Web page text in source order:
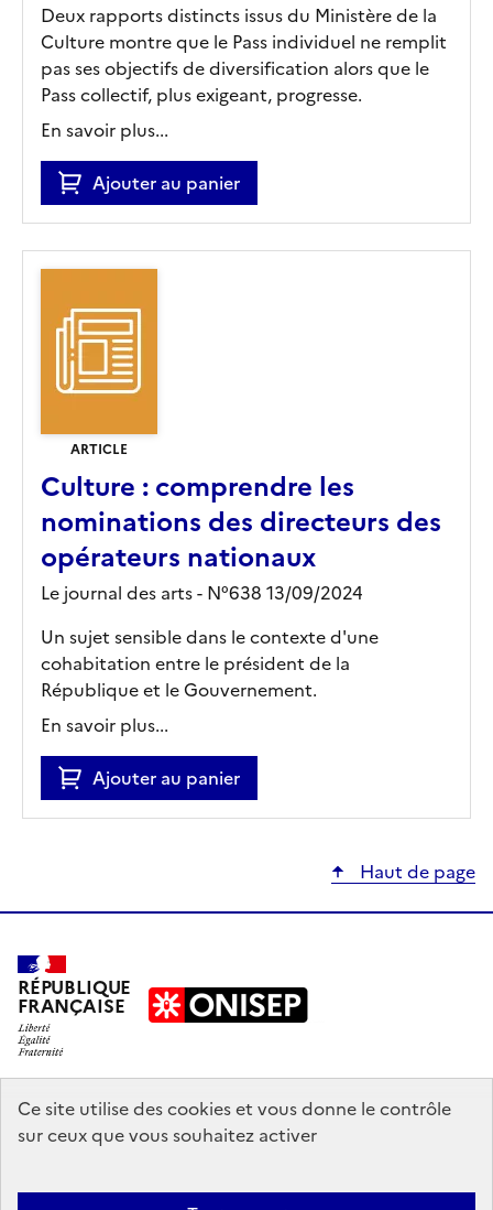
Ce site utilise des cookies et vous donne le contrôle
sur ceux que vous souhaitez activer
Deux rapports distincts issus du Ministère de la
Culture montre que le Pass individuel ne remplit
pas ses objectifs de diversification alors que le
Pass collectif, plus exigeant, progresse.
En savoir plus...
Ajouter au panier
ARTICLE
Culture : comprendre les
nominations des directeurs des
opérateurs nationaux
Le journal des arts - N°638 13/09/2024
Un sujet sensible dans le contexte d'une
cohabitation entre le président de la
République et le Gouvernement.
En savoir plus...
Ajouter au panier
Haut de page
RÉPUBLIQUE
FRANÇAISE
education.gouv.fr
enseignementsup-recherche.gouv.fr